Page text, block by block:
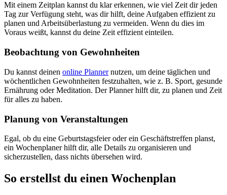
Mit einem Zeitplan kannst du klar erkennen, wie viel Zeit dir jeden
Tag zur Verfügung steht, was dir hilft, deine Aufgaben effizient zu
planen und Arbeitsüberlastung zu vermeiden. Wenn du dies im
Voraus weißt, kannst du deine Zeit effizient einteilen.
Beobachtung von Gewohnheiten
Du kannst deinen online Plannernutzen, um deine täglichen und
wöchentlichen Gewohnheiten festzuhalten, wie z. B. Sport, gesunde
Ernährung oder Meditation. Der Planner hilft dir, zu planen und Zeit
für alles zu haben.
Planung von Veranstaltungen
Egal, ob du eine Geburtstagsfeier oder ein Geschäftstreffen planst,
ein Wochenplaner hilft dir, alle Details zu organisieren und
sicherzustellen, dass nichts übersehen wird.
So erstellst du einen Wochenplan